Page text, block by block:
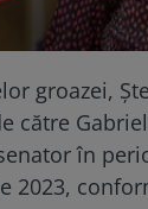
groazei,
către
în
2023,